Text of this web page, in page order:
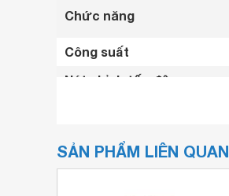
Chức năng
Công suất
Nút chỉnh tốc độ
SẢN PHẨM LIÊN QUAN